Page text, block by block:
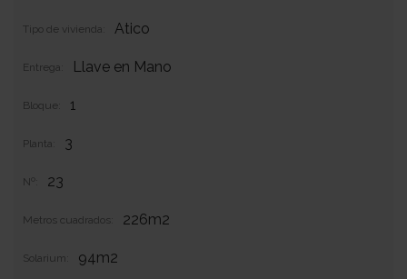
Tipo de vivienda: Atico
Entrega: Llave en Mano
Bloque: 1
Planta: 3
Nº: 23
Metros cuadrados: 226m2
Solarium: 94m2